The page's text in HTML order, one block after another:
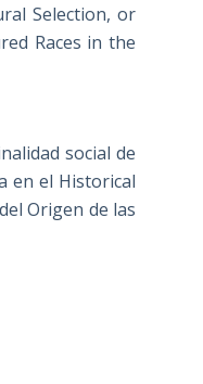
Selection, or
Races in the
social de
en el Historical
Origen de las